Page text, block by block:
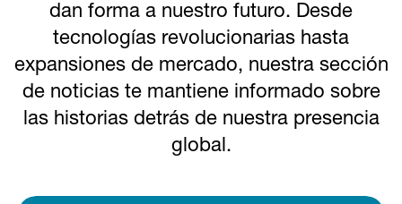
dan forma a nuestro futuro. Desde
tecnologías revolucionarias hasta
expansiones de mercado, nuestra sección
de noticias te mantiene informado sobre
las historias detrás de nuestra presencia
global.